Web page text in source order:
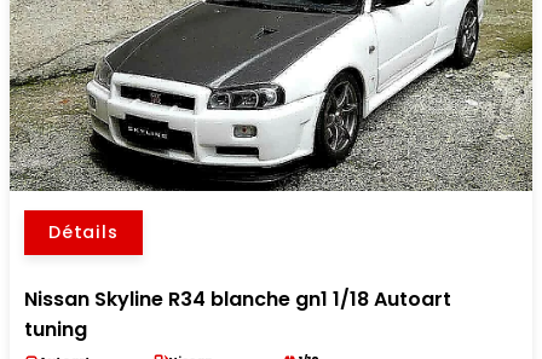
Détails
Nissan Skyline R34 blanche gn1 1/18 Autoart
tuning